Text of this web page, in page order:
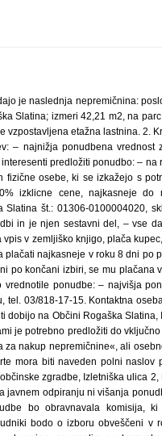
je naslednja nepremičnina:
Slatina; izmeri 42,21 m2, na
vzpostavljena etažna lastnina. 2.
– najnižja ponudbena
predložiti ponudbo: –
fizične osebe, ki se izkažejo s
izklicne cene, najkasneje
Slatina št.: 01306-0100004020,
in je njen sestavni del, – vse
v zemljiško knjigo, plača
najkasneje v roku 8 dni po
po končani izbiri, se mu
vrednotile ponudbe: – najvišja
tel. 03/818-17-15. Kontaktna
dobijo na Občini Rogaška
je potrebno predložiti do
za nakup nepremičnine«, ali
mora biti naveden polni
zgradbe, Izletniška ulica
javnem odpiranju ni višanja
bo obravnavala komisija,
bodo o izboru obveščeni